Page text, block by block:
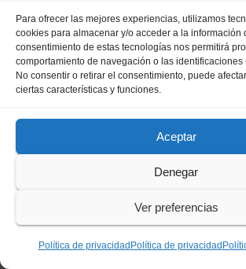
Para ofrecer las mejores experiencias, utilizamos
cookies para almacenar y/o acceder a la información
consentimiento de estas tecnologías nos permitirá
comportamiento de navegación o las identificaciones
No consentir o retirar el consentimiento, puede
ciertas características y funciones.
Aceptar
Denegar
Ver preferencias
Política de privacidad Política de privacidad
ÉCIJA
Avanzan las obras
comedor del CEIP
Sol: su finalización
prevista para finales
7 DE OCTUBRE DE 2025
Écija refuerza la
de cunetas y
la llegada de las